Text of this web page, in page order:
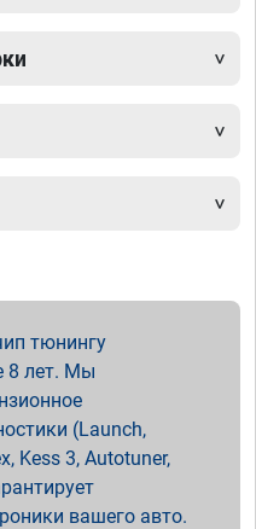
тюнингу
8 лет. Мы
(Launch,
Kess 3, Autotuner,
вашего авто.